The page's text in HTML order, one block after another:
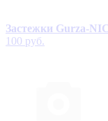
Застежки Gurza-
100 руб.